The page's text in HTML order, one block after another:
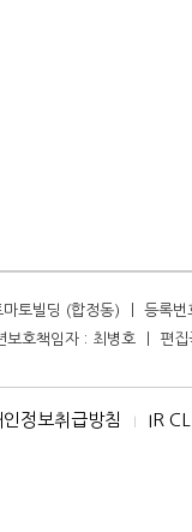
토빌딩 (합정동) ㅣ 등
보호책임자 : 최병호 ㅣ
인정보취급방침 I IR